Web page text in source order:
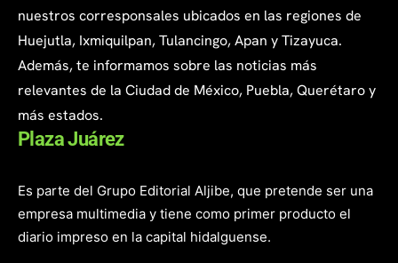
nuestros corresponsales ubicados en las regiones de
Huejutla, Ixmiquilpan, Tulancingo, Apan y Tizayuca.
Además, te informamos sobre las noticias más
relevantes de la Ciudad de México, Puebla, Querétaro y
más estados.
Plaza Juárez
Es parte del Grupo Editorial Aljibe, que pretende ser una
empresa multimedia y tiene como primer producto el
diario impreso en la capital hidalguense.